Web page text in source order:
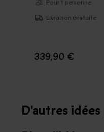
Pour 1 personne.
Livraison Gratuite
339,90 €
D'autres